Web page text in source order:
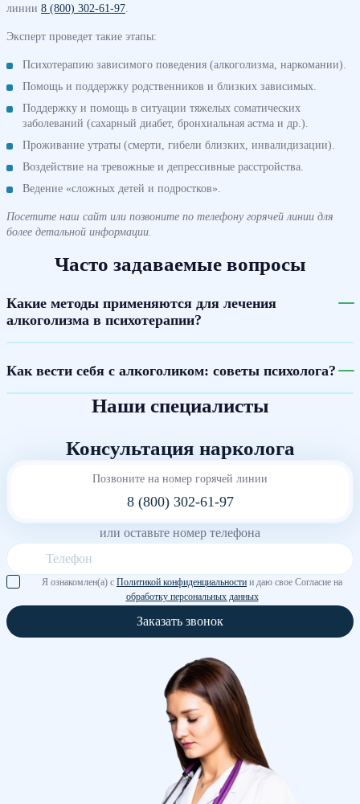
линии 8 (800) 302-61-97.
Эксперт проведет такие этапы:
Психотерапию зависимого поведения (алкоголизма, наркомании).
Помощь и поддержку родственников и близких зависимых.
Поддержку и помощь в ситуации тяжелых соматических
заболеваний (сахарный диабет, бронхиальная астма и др.).
Проживание утраты (смерти, гибели близких, инвалидизации).
Воздействие на тревожные и депрессивные расстройства.
Ведение «сложных детей и подростков».
Посетите наш сайт или позвоните по телефону горячей линии для
более детальной информации.
Часто задаваемые вопросы
Какие методы применяются для лечения
алкоголизма в психотерапии?
Как вести себя с алкоголиком: советы психолога?
Наши специалисты
Консультация нарколога
Позвоните на номер горячей линии
8 (800) 302-61-97
или оставьте номер телефона
Я ознакомлен(а) с Политикой конфиденциальности и даю свое Согласие на
обработку персональных данных
Заказать звонок